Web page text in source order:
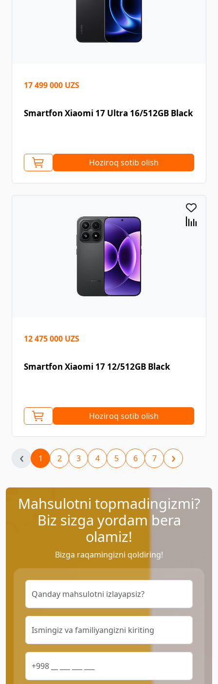
17 499 000 UZS
Smartfon Xiaomi 17 Ultra 16/512GB Black
Hoziroq sotib olish
12 475 000 UZS
Smartfon Xiaomi 17 12/512GB Black
Hoziroq sotib olish
‹ 1 2 3 4 5 6 7 ›
Mahsulotni topmadingizmi?
Biz sizga yordam bera
olamiz!
Bizga raqamingizni qoldiring!